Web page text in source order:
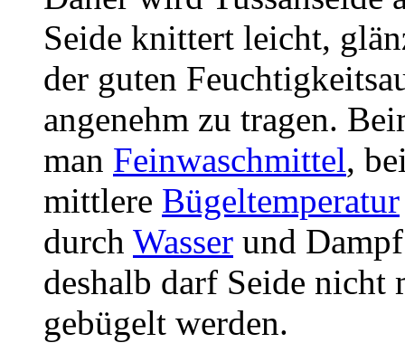
Seide knittert leicht,
der guten
angenehm zu tragen.
man Feinwaschmittel,
mittlere Bügeltemperatur
durch Wasser und
deshalb darf Seide
gebügelt werden.